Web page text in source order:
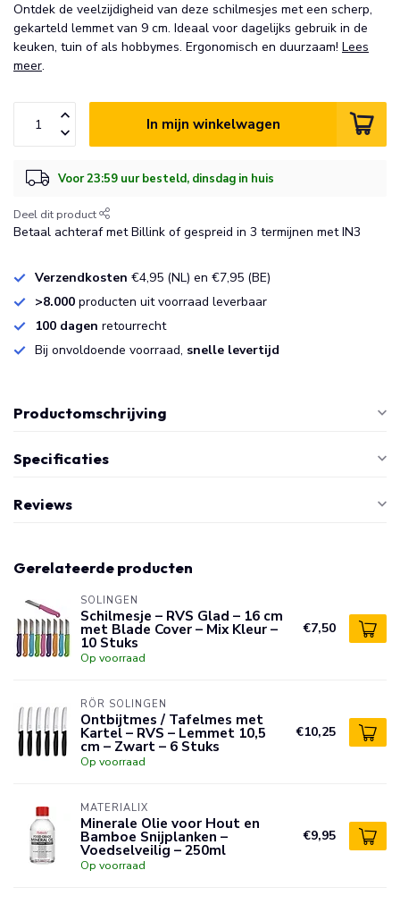
Ontdek de veelzijdigheid van deze schilmesjes met een scherp,
gekarteld lemmet van 9 cm. Ideaal voor dagelijks gebruik in de
keuken, tuin of als hobbymes. Ergonomisch en duurzaam! Lees
meer.
In mijn winkelwagen
Voor 23:59 uur besteld, dinsdag in huis
Deel dit product
Betaal achteraf met Billink of gespreid in 3 termijnen met IN3
Verzendkosten €4,95 (NL) en €7,95 (BE)
>8.000 producten uit voorraad leverbaar
100 dagen retourrecht
Bij onvoldoende voorraad, snelle levertijd
Productomschrijving
Specificaties
Reviews
Gerelateerde producten
SOLINGEN
Schilmesje – RVS Glad – 16 cm
met Blade Cover – Mix Kleur –
10 Stuks
Op voorraad
€7,50
RÖR SOLINGEN
Ontbijtmes / Tafelmes met
Kartel – RVS – Lemmet 10,5
cm – Zwart – 6 Stuks
Op voorraad
€10,25
MATERIALIX
Minerale Olie voor Hout en
Bamboe Snijplanken –
Voedselveilig – 250ml
Op voorraad
€9,95